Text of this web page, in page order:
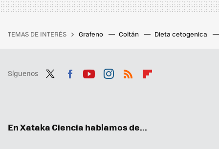
TEMAS DE INTERÉS Grafeno Coltán Dieta cetogenica
Síguenos
En Xataka Ciencia hablamos de...